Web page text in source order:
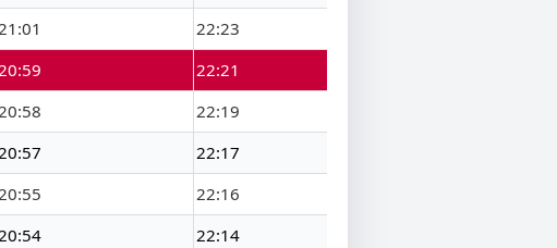
22:23
22:21
22:19
22:17
22:16
22:14